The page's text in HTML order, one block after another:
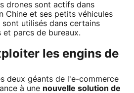
drones sont actifs dans
Chine et ses petits véhicules
utilisés dans certains
et parcs de bureaux.
les engins de
deux géants de l'e-commerce
à une nouvelle solution de